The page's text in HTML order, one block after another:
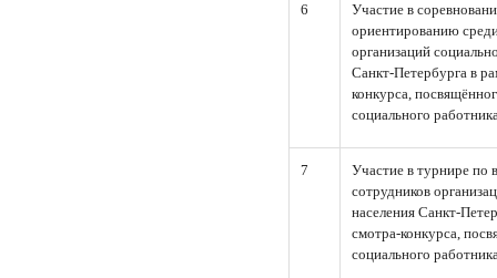
6
Участие в
ориентированию
организаций
Санкт-Петербурга в
конкурса,
социального
7
Участие в турнире по
сотрудников
населения Санкт-
смотра-конкурса,
социального